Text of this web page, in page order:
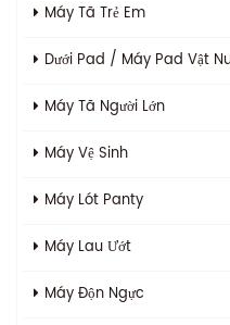
Máy Tã Trẻ Em
Dưới Pad / Máy Pad Vật
Máy Tã Người Lớn
Máy Vệ Sinh
Máy Lót Panty
Máy Lau Ướt
Máy Độn Ngực